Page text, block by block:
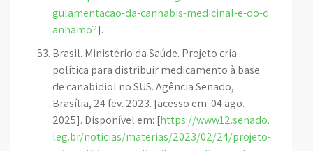
gulamentacao-da-cannabis-medicinal-e-do-c
anhamo?].
Brasil. Ministério da Saúde. Projeto cria
política para distribuir medicamento à base
de canabidiol no SUS. Agência Senado,
Brasília, 24 fev. 2023. [acesso em: 04 ago.
2025]. Disponível em: [https://www12.senado.
leg.br/noticias/materias/2023/02/24/projeto-